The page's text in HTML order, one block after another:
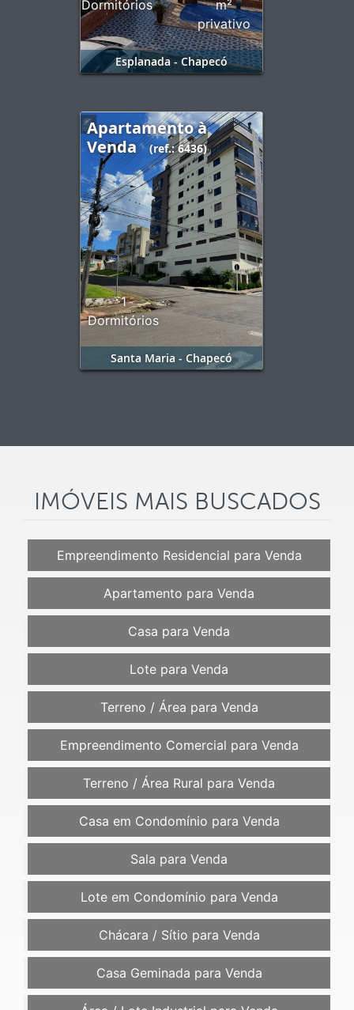
Dormitórios
m²
privativo
Esplanada - Chapecó
Apartamento à
Venda
(ref.: 6436)
1
Dormitórios
Santa Maria - Chapecó
IMÓVEIS MAIS BUSCADOS
Empreendimento Residencial para Venda
Apartamento para Venda
Casa para Venda
Lote para Venda
Terreno / Área para Venda
Empreendimento Comercial para Venda
Terreno / Área Rural para Venda
Casa em Condomínio para Venda
Sala para Venda
Lote em Condomínio para Venda
Chácara / Sítio para Venda
Casa Geminada para Venda